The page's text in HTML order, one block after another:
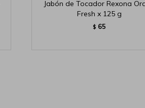
Jabón de Tocador Rexona
Fresh x 125 g
$ 65